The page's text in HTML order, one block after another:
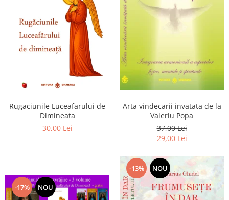
Rugaciunile Luceafarului de
Dimineata
30,00 Lei
Arta vindecarii invatata de la
Valeriu Popa
37,00 Lei
29,00 Lei
-17% NOU
-13% NOU